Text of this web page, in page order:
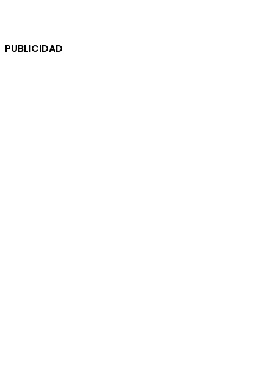
PUBLICIDAD